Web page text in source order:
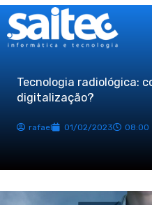
Ir
para
Tecnologia radiológica:
digitalização?
rafael 01/02/2023 08:00